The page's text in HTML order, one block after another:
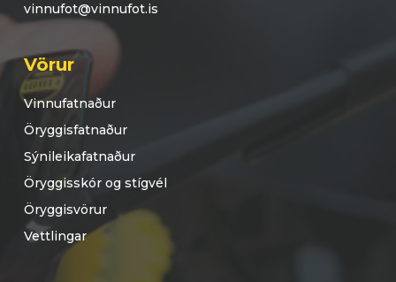
vinnufot@vinnufot.is
Vörur
Vinnufatnaður
Öryggisfatnaður
Sýnileikafatnaður
Öryggisskór og stígvél
Öryggisvörur
Vettlingar